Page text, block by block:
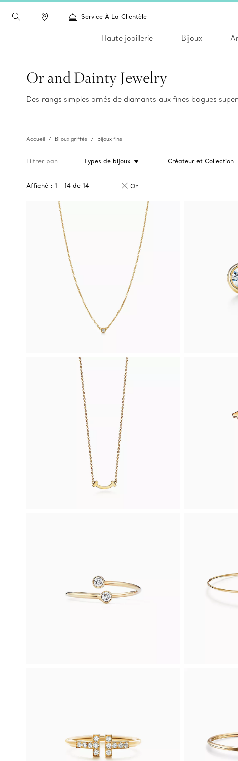
Service À La Clientèle
Haute joaillerie Bijoux
Or and Dainty Jewelry
Des rangs simples ornés de diamants aux fines bagues
Accueil Bijoux griffés Bijoux fins
Filtrer par Types de bijoux Créateur et Collection
Affiché : 1 - 14 de 14 Or